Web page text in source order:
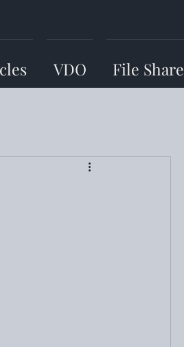
VDO File Share